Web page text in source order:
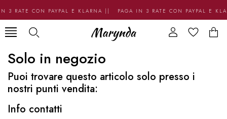
3 RATE CON PAYPAL E KLARNA || PAGA IN 3 RATE CON PAYPAL E
Solo in negozio
Puoi trovare questo articolo solo presso i
nostri punti vendita:
Info contatti